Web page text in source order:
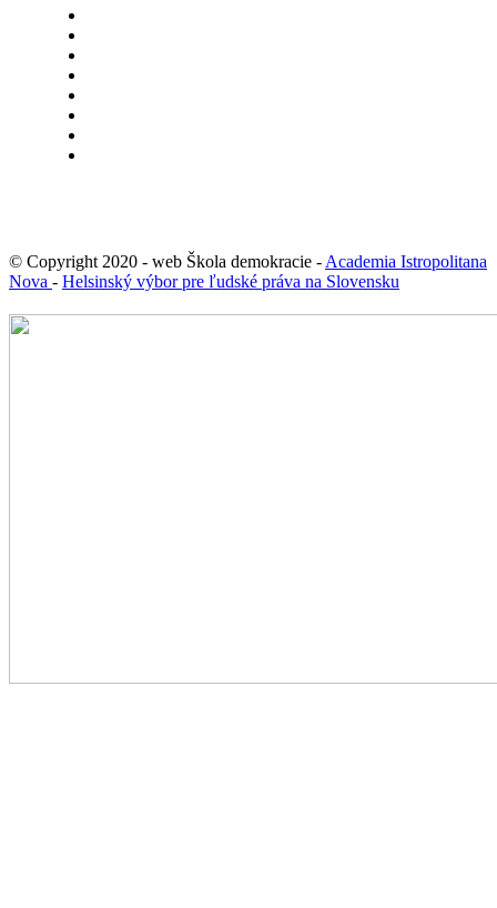
© Copyright 2020 - web Škola demokracie - Academia Istropolitana
Nova - Helsinský výbor pre ľudské práva na Slovensku